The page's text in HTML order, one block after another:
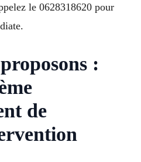
le 0628318620 pour
:
de